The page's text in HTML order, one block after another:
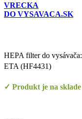
VRECKA
DO VYSAVACA.SK
HEPA filter do vysávača:
ETA (HF4431)
✓ Produkt je na sklade